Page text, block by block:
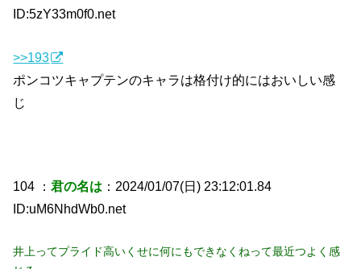
ID:5zY33m0f0.net
>>193
ポンコツキャプテンのキャラは格付け的にはおいしい感
じ
104 ：君の名は ：2024/01/07(日) 23:12:01.84
ID:uM6NhdWb0.net
井上ってプライド高いくせに何にもできなくねって最近つよく感